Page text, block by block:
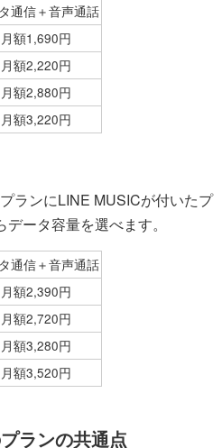
通信＋音声通話
月額1,690円
月額2,220円
月額2,880円
月額3,220円
ランにLINE MUSICが付いたプ
ータ容量を選べます。
通信＋音声通話
月額2,390円
月額2,720円
月額3,280円
月額3,520円
ランの共通点